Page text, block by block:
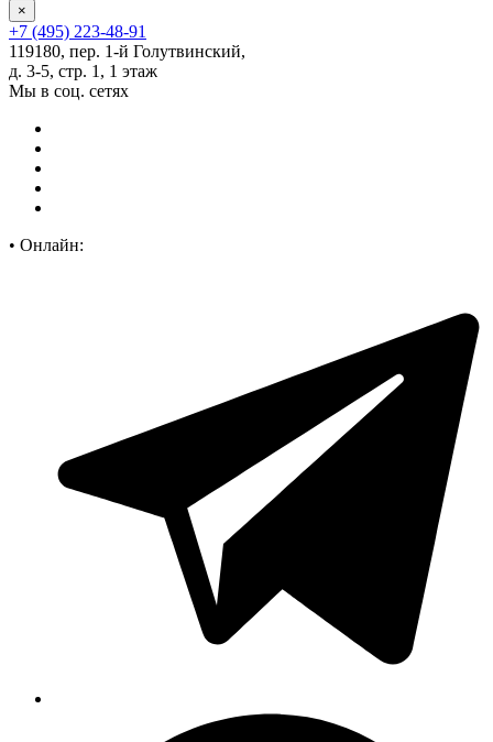
×
+7 (495) 223-48-91
119180, пер. 1-й Голутвинский,
д. 3-5, стр. 1, 1 этаж
Мы в соц. сетях
• Онлайн: